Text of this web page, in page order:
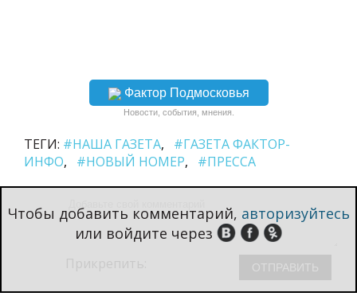
Фактор Подмосковья
Новости, события, мнения.
ТЕГИ: #НАША ГАЗЕТА
#ГАЗЕТА ФАКТОР-
ИНФО
#НОВЫЙ НОМЕР #ПРЕССА
Чтобы добавить комментарий, авторизуйтесь
или войдите через